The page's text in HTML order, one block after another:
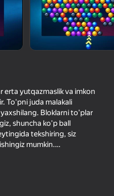
gorizontal
ishlaydi
erta yutqazmaslik va imkon
To'pni juda malakali
Bloklarni to'plar
shuncha ko'p ball
tekshiring, siz
mumkin.